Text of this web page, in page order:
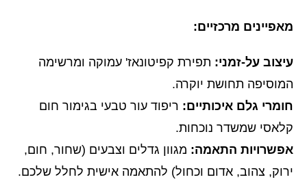
מאפיינים מרכזיים:
עיצוב על-זמני: תפירת קפיטונאז' עמוקה ומרשימה
המוסיפה תחושת יוקרה.
חומרי גלם איכותיים: ריפוד עור טבעי בגימור חום
קלאסי שמשדר נוכחות.
אפשרויות התאמה: מגוון גדלים וצבעים (שחור, חום,
ירוק, צהוב, אדום וכחול) להתאמה אישית לחלל שלכם.